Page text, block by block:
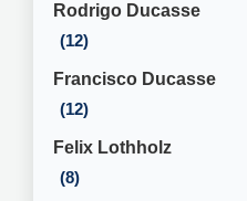
Rodrigo Ducasse
12
Francisco Ducasse
12
Felix Lothholz
8